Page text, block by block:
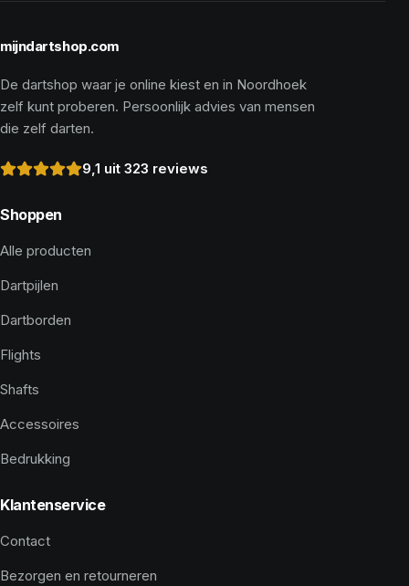
mijndartshop.com
De dartshop waar je online kiest en in Noordhoek
zelf kunt proberen. Persoonlijk advies van mensen
die zelf darten.
9,1 uit 323 reviews
Shoppen
Alle producten
Dartpijlen
Dartborden
Flights
Shafts
Accessoires
Bedrukking
Klantenservice
Contact
Bezorgen en retourneren